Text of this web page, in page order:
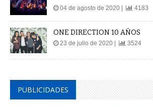
ONE DIRECTION 10 AÑOS
23 de julio de 2020 | 3524
PUBLICIDADES